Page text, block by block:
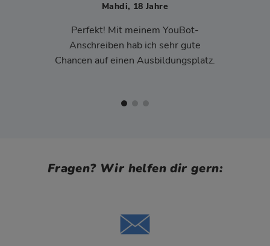
Mahdi, 18 Jahre
Perfekt! Mit meinem YouBot-
Anschreiben hab ich sehr gute
Chancen auf einen Ausbildungsplatz.
Fragen? Wir helfen dir gern: